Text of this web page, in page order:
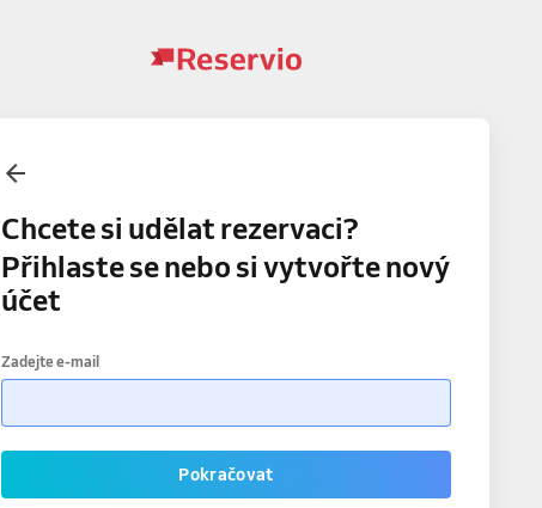
Chcete si udělat rezervaci?
Přihlaste se nebo si vytvořte nový
účet
Zadejte e-mail
Pokračovat